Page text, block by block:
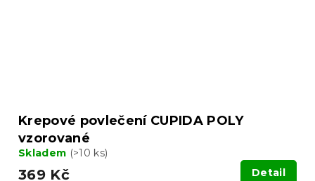
Krepové povlečení CUPIDA POLY
vzorované
Skladem (>10 ks)
369 Kč Detail